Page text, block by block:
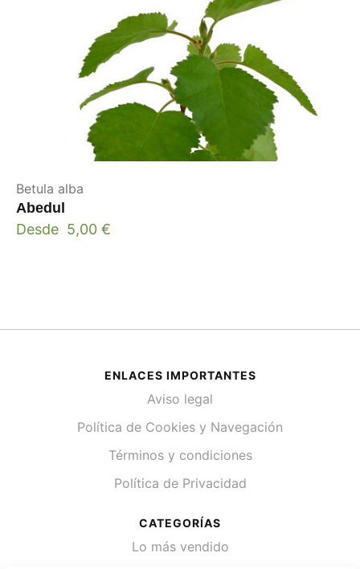
Betula alba
Abedul
Desde 5,00 €
ENLACES IMPORTANTES
Aviso legal
Política de Cookies y Navegación
Términos y condiciones
Política de Privacidad
CATEGORÍAS
Lo más vendido